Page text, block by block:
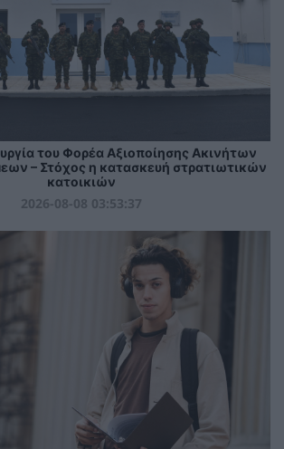
του Φορέα Αξιοποίησης Ακινήτων
– Στόχος η κατασκευή στρατιωτικών
κατοικιών
2026-08-08 03:53:37